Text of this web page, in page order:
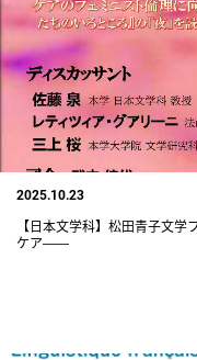
2025.10.23
【日本文学科】松田青子文
ケア――